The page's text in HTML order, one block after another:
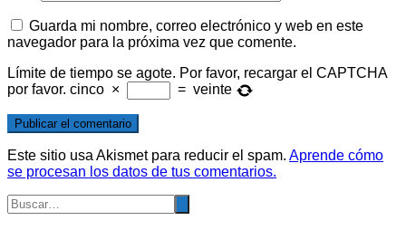
Guarda mi nombre, correo electrónico y web en este
navegador para la próxima vez que comente.
Límite de tiempo se agote. Por favor, recargar el CAPTCHA
por favor. cinco × = veinte
Este sitio usa Akismet para reducir el spam. Aprende cómo
se procesan los datos de tus comentarios.